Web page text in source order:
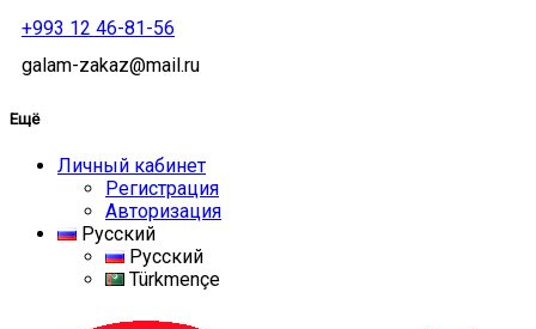
+993 12 46-81-56
galam-zakaz@mail.ru
Ещё
Личный кабинет
Регистрация
Авторизация
Русский
Русский
Türkmençe